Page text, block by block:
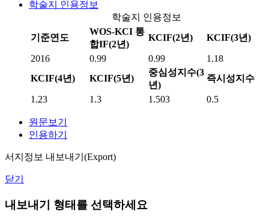
학술지 인용정보
학술지 인용정보
기준연도
WOS-KCI 통
합IF(2년)
KCIF(2년) KCIF(3년)
2016 0.99 0.99
1.18
KCIF(4년)
KCIF(5년)
중심성지수(3
년)
즉시성지수
1.23 1.3 1.503 0.5
원문보기
인용하기
서지정보 내보내기(Export)
닫기
내보내기 형태를 선택하세요